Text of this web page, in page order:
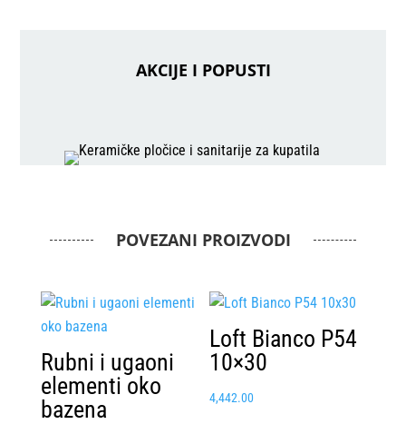
AKCIJE I POPUSTI
POVEZANI PROIZVODI
Rubni i ugaoni
elementi oko
bazena
Loft Bianco P54
10×30
4,442.00